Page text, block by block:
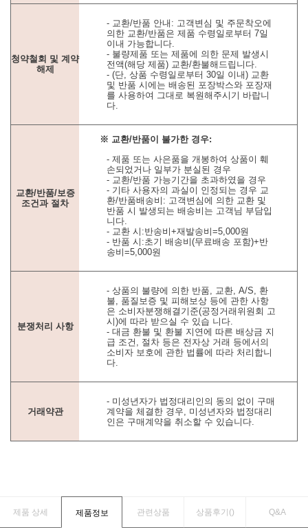
청약철회 및 계약
해제
- 교환/반품 안내: 고객변심 및 주문착오에
의한 교환/반품은 제품 수령일로부터 7일
이내 가능합니다.
- 불량제품 또는 제품에 의한 문제 발생시
전액(해당 제품) 교환/환불해드립니다.
- (단, 상품 수령일로부터 30일 이내) 교환
및 반품 시에는 배송된 포장박스와 포장재
를 사용하여 그대로 복원해주시기 바랍니
다.
교환/반품/보증
조건과 절차
※ 교환/반품이 불가한 경우:
- 제품 또는 사은품을 개봉하여 상품이 훼
손되었거나 일부가 분실된 경우
- 교환/반품 가능기간을 초과하였을 경우
- 기타 사용자의 과실이 인정되는 경우 교
환/반품배송비: 고객변심에 의한 교환 및
반품 시 발생되는 배송비는 고객님 부담입
니다.
- 교환 시:반송비+재발송비=5,000원
- 반품 시:초기 배송비(무료배송 포함)+반
송비=5,000원
분쟁처리 사항
- 상품의 불량에 의한 반품, 교환, A/S, 환
불, 품질보증 및 피해보상 등에 관한 사항
은 소비자분쟁해결기준(공정거래위원회 고
시)에 따라 받으실 수 있습 니다.
- 대금 환불 및 환불 지연에 따른 배상금 지
급 조건, 절차 등은 전자상 거래 등에서의
소비자 보호에 관한 법률에 따라 처리합니
다.
거래약관
- 미성년자가 법정대리인의 동의 없이 구매
계약을 체결한 경우, 미성년자와 법정대리
인은 구매계약을 취소할 수 있습니다.
제품 상세 제품정보 관련상품 상품후기() Q&A